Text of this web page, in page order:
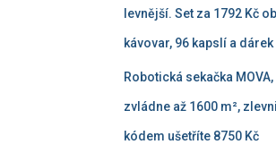
levnější. Set za 1792 Kč
kávovar, 96 kapslí a dárek
Robotická sekačka
zvládne až 1600 m²,
kódem ušetříte 8750 Kč